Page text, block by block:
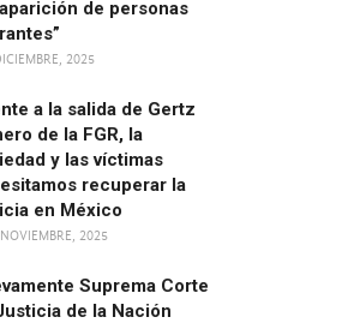
de personas
2025
a la salida de Gertz
de la FGR, la
y las víctimas
recuperar la
en México
2025
Suprema Corte
de la Nación